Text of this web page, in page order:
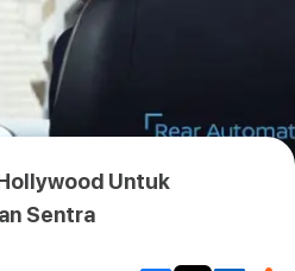
Untuk
Sentra